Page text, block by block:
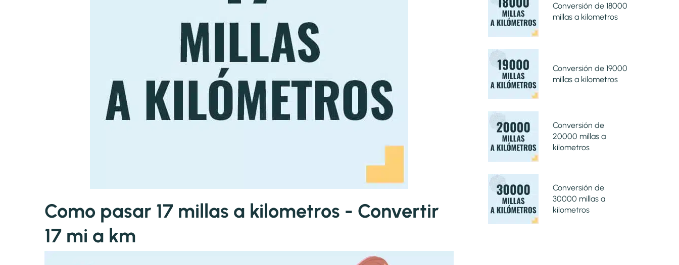
Como pasar 17 millas a kilometros - Convertir
17 mi a km
Conversión de 18000
millas a kilometros
Conversión de 19000
millas a kilometros
Conversión de
20000 millas a
kilometros
Conversión de
30000 millas a
kilometros